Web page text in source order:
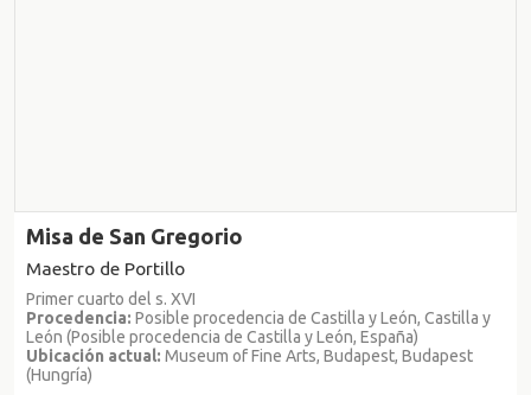
Misa de San Gregorio
Maestro de Portillo
Primer cuarto del s. XVI
Procedencia: Posible procedencia de Castilla y León, Castilla y
León (Posible procedencia de Castilla y León, España)
Ubicación actual: Museum of Fine Arts, Budapest, Budapest
(Hungría)